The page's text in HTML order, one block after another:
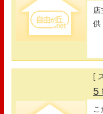
店
供
[
5
こ